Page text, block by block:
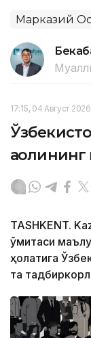
Марказий
17:15, 04 Август 2026
TASHKENT.
қўмитаси
ҳолатига
та